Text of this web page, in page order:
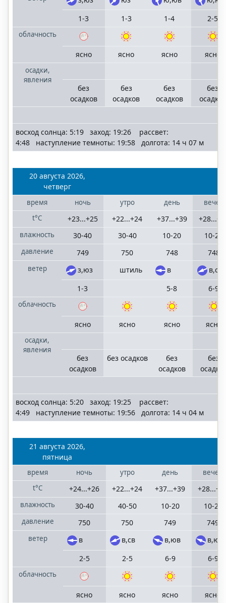
облачность
осадки,
явления
1-3
ясно
без
осадков
1-3
ясно
без
осадков
1-4
ясно
без
осадков
2-5
ясно
без
осадков
восход солнца: 5:19 заход: 19:26 рассвет:
4:48 наступление темноты: 19:58 долгота: 14 ч 07 м
20 августа 2026,
четверг
время
t°C
влажность
давление
ветер
облачность
осадки,
явления
ночь
+23...+25
30-40
749
з,юз
1-3
ясно
без
осадков
утро
+22...+24
30-40
750
штиль
ясно
без осадков
день
+37...+39
10-20
748
в
5-8
ясно
без
осадков
вечер
10-20
748
в,св
6-9
ясно
без
восход солнца: 5:20 заход: 19:25 рассвет:
4:49 наступление темноты: 19:56 долгота: 14 ч 04 м
21 августа 2026,
пятница
время
t°C
влажность
давление
ветер
облачность
ночь
+24...+26
30-40
750
в
2-5
ясно
утро
+22...+24
40-50
750
в,св
2-5
ясно
день
+37...+39
10-20
749
в,юв
6-9
ясно
вечер
10-20
749
в,юв
6-9
ясно